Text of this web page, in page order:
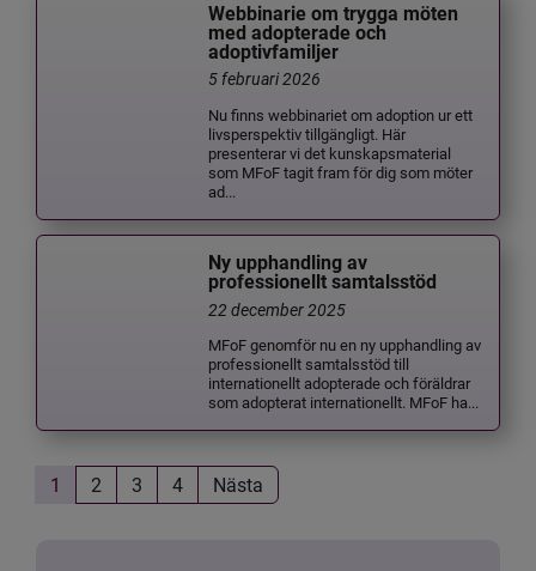
Webbinarie om trygga möten
med adopterade och
adoptivfamiljer
5 februari 2026
Nu finns webbinariet om adoption ur ett
livsperspektiv tillgängligt. Här
presenterar vi det kunskapsmaterial
som MFoF tagit fram för dig som möter
ad...
Ny upphandling av
professionellt samtalsstöd
22 december 2025
MFoF genomför nu en ny upphandling av
professionellt samtalsstöd till
internationellt adopterade och föräldrar
som adopterat internationellt. MFoF ha...
1 2 3 4 Nästa